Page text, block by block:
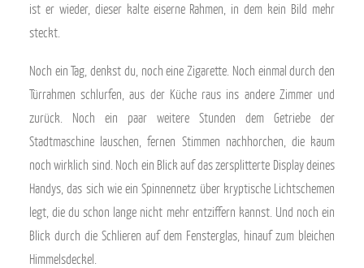
ist er wieder, dieser kalte eiserne Rahmen, in dem kein Bild mehr
steckt.
Noch ein Tag, denkst du, noch eine Zigarette. Noch einmal durch den
Türrahmen schlurfen, aus der Küche raus ins andere Zimmer und
zurück. Noch ein paar weitere Stunden dem Getriebe der
Stadtmaschine lauschen, fernen Stimmen nachhorchen, die kaum
noch wirklich sind. Noch ein Blick auf das zersplitterte Display deines
Handys, das sich wie ein Spinnennetz über kryptische Lichtschemen
legt, die du schon lange nicht mehr entziffern kannst. Und noch ein
Blick durch die Schlieren auf dem Fensterglas, hinauf zum bleichen
Himmelsdeckel.